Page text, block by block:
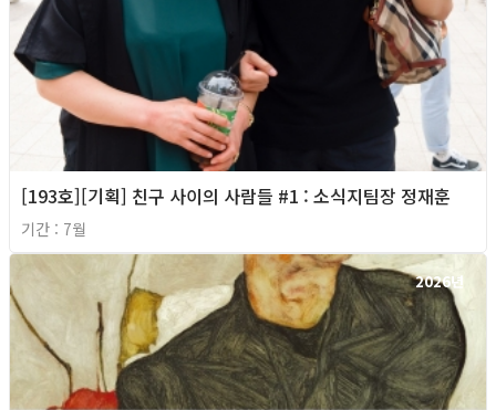
[193호][기획] 친구 사이의 사람들 #1 : 소식지팀장 정재훈
기간 : 7월
2026년